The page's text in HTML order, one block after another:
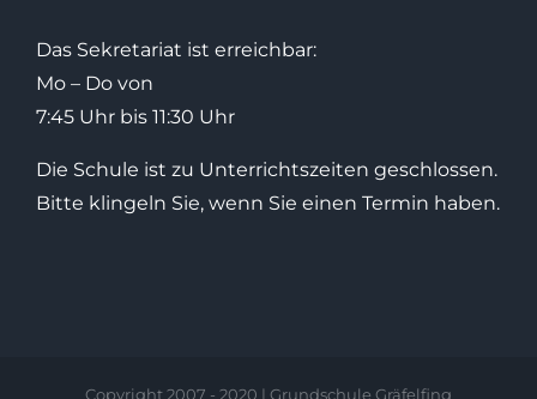
Das Sekretariat ist erreichbar:
Mo – Do von
7:45 Uhr bis 11:30 Uhr
Die Schule ist zu Unterrichtszeiten geschlossen.
Bitte klingeln Sie, wenn Sie einen Termin haben.
Copyright 2007 - 2020 | Grundschule Gräfelfing